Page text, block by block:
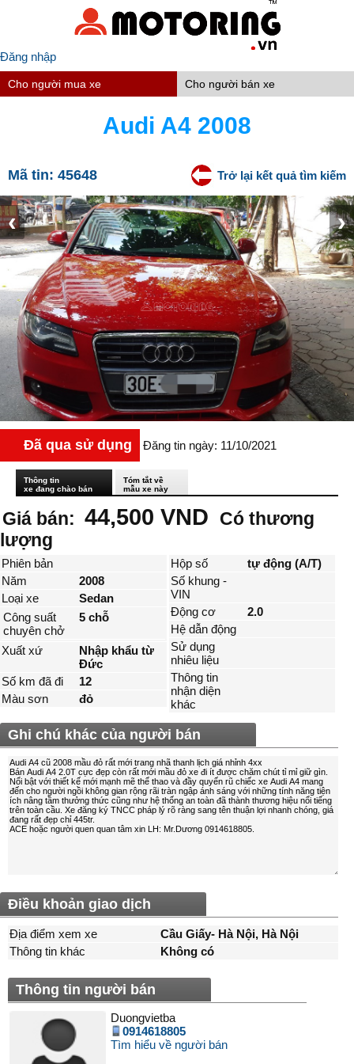
Đăng nhập
Cho người mua xe Cho người bán xe
Audi A4 2008
Mã tin: 45648 Trở lại kết quả tìm kiếm
‹ ›
Đã qua sử dụng Đăng tin ngày: 11/10/2021
Thông tin
xe đang chào bán
Tóm tắt về
mẫu xe này
Giá bán: 44,500 VND
Có thương
lượng
Phiên bản
Năm
2008
Loại xe
Sedan
Công suất
chuyên chở
5 chỗ
Xuất xứ
Nhập khẩu từ
Đức
Số km đã đi
12
Màu sơn
đỏ
Hộp số
tự động (A/T)
Số khung -
VIN
Động cơ
2.0
Hệ dẫn động
Sử dụng
nhiêu liệu
Thông tin
nhận diện
khác
Ghi chú khác của người bán
Điều khoản giao dịch
Địa điểm xem xe
Cầu Giấy- Hà Nội, Hà Nội
Thông tin khác
Không có
Thông tin người bán
Duongvietba
0914618805
Tìm hiểu về người bán